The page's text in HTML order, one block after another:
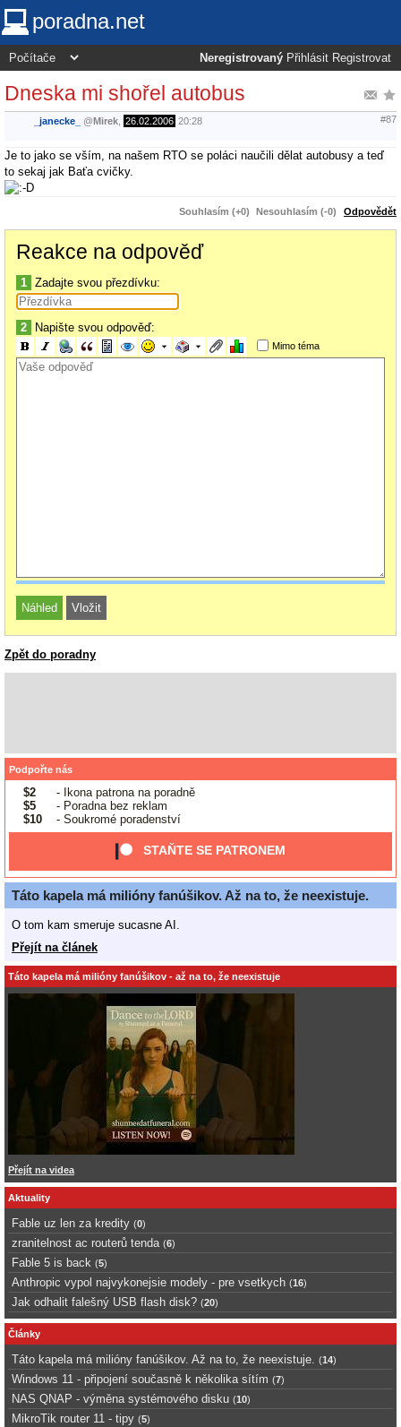
poradna.net
Neregistrovaný Přihlásit Registrovat
Dneska mi shořel autobus
_janecke_ @Mirek 26.02.2006 20:28 #87
Je to jako se vším, na našem RTO se poláci naučili dělat autobusy a teď
to sekaj jak Baťa cvičky.
Souhlasím (+0) Nesouhlasím (-0) Odpovědět
Reakce na odpověď
1 Zadajte svou přezdívku:
2 Napište svou odpověď:
Mimo téma
Zpět do poradny
Podpořte nás
$2
- Ikona patrona na poradně
$5
- Poradna bez reklam
$10
- Soukromé poradenství
STAŇTE SE PATRONEM
Táto kapela má milióny fanúšikov. Až na to, že neexistuje.
O tom kam smeruje sucasne AI.
Přejít na článek
Táto kapela má milióny fanúšikov - až na to, že neexistuje
Přejít na videa
Aktuality
Fable uz len za kredity (0)
zranitelnost ac routerů tenda (6)
Fable 5 is back (5)
Anthropic vypol najvykonejsie modely - pre vsetkych (16)
Jak odhalit falešný USB flash disk? (20)
Články
Táto kapela má milióny fanúšikov. Až na to, že neexistuje. (14)
Windows 11 - připojení současně k několika sítím (7)
NAS QNAP - výměna systémového disku (10)
MikroTik router 11 - tipy (5)